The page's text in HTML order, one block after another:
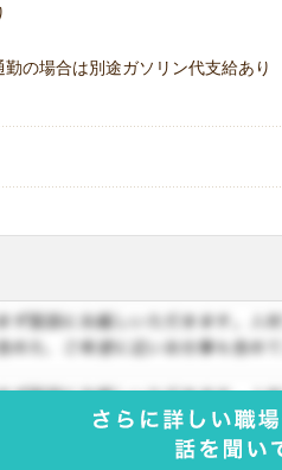
の場合は別途ガソリン代支給あり